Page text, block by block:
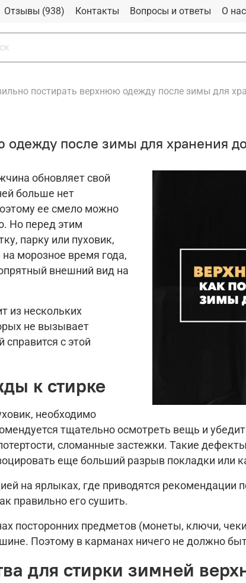
Отзывы (938) Контакты Вопросы и ответы О нас
постирать верхнюю одежду после зимы для
одежду после зимы для хранения
обновляет свой
больше нет
ее смело можно
Но перед этим
парку или пуховик,
морозное время года,
внешний вид на
из нескольких
не вызывает
с этой
к стирке
необходимо
тщательно осмотреть вещь и
сломанные застежки. Такие
еще больший разрыв покладки или
на ярлыках, где приводятся рекомендации
правильно его сушить.
посторонних предметов (монеты, ключи,
Поэтому в карманах ничего не должно
для стирки зимней